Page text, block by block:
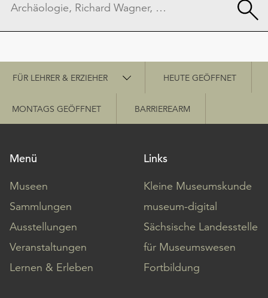
Schnellzugriff
FÜR LEHRER & ERZIEHER HEUTE GEÖFFNET
MONTAGS GEÖFFNET BARRIEREARM
Menü
Museen
Sammlungen
Ausstellungen
Veranstaltungen
Lernen & Erleben
Links
Kleine Museumskunde
museum-digital
Sächsische Landesstelle
für Museumswesen
Fortbildung